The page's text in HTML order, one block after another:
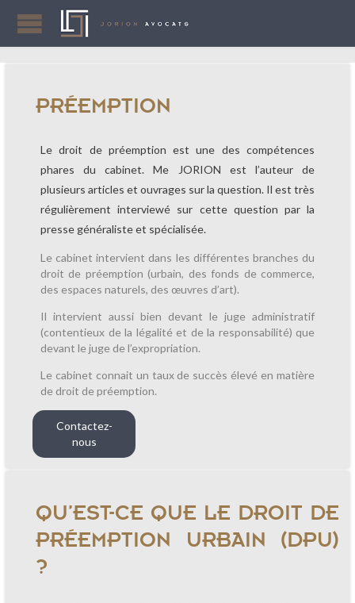
PRÉEMPTION
Le droit de préemption est une des compétences
phares du cabinet. Me JORION est l’auteur de
plusieurs articles et ouvrages sur la question. Il est très
régulièrement interviewé sur cette question par la
presse généraliste et spécialisée.
Le cabinet intervient dans les différentes branches du
droit de préemption (urbain, des fonds de commerce,
des espaces naturels, des œuvres d’art).
Il intervient aussi bien devant le juge administratif
(contentieux de la légalité et de la responsabilité) que
devant le juge de l’expropriation.
Le cabinet connait un taux de succès élevé en matière
de droit de préemption.
Contactez-
nous
QU’EST-CE QUE LE DROIT DE
PRÉEMPTION URBAIN (DPU)
?